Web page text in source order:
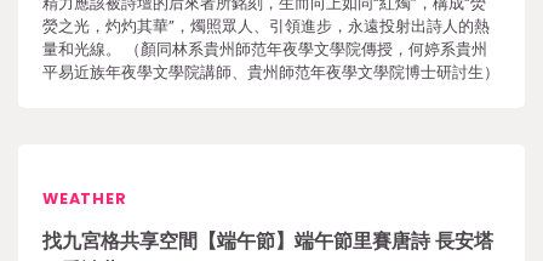
熒之光，灼灼其華”，燭照眾人、引領進步，永遠投射出詩人的熱
量和光線。 （顏同林系貴州師范年夜學文學院傳授，何婷系貴州
平易近族年夜學文學院講師、貴州師范年夜學文學院博士研討生）
WEATHER
找九宮格共享空間【端午節】端午節里賽唐詩 長安塔